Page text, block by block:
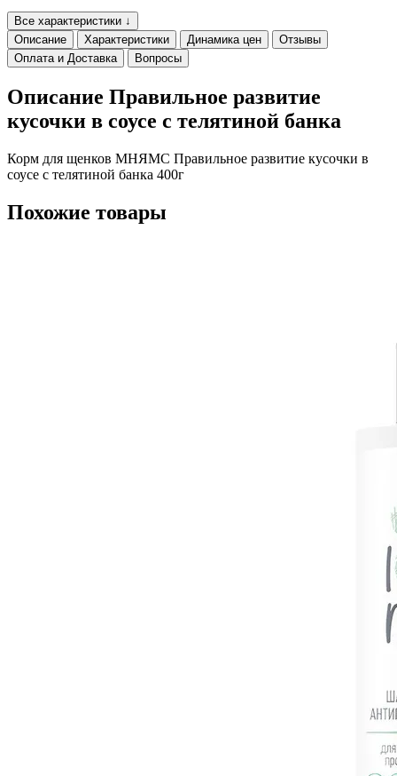
Все характеристики ↓
Описание
Характеристики Динамика цен
Отзывы
Оплата и Доставка
Вопросы
Описание Правильное развитие
кусочки в соусе с телятиной банка
Корм для щенков МНЯМС Правильное развитие кусочки в
соусе с телятиной банка 400г
Похожие товары